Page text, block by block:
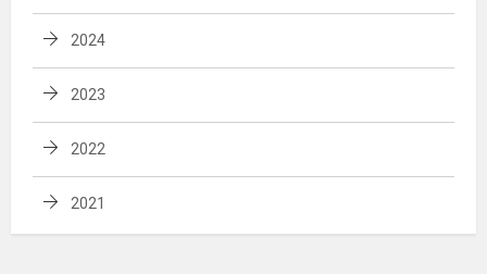
2024
2023
2022
2021